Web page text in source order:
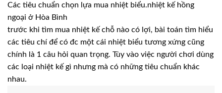
Các tiêu chuẩn chọn lựa mua nhiệt biểu.nhiệt kế hồng
ngoại ở Hòa Bình
trước khi tìm mua nhiệt kế chỗ nào có lợi, bài toán tìm hiểu
các tiêu chí để có đc một cái nhiệt biểu tương xứng cũng
chính là 1 câu hỏi quan trọng. Tùy vào việc người chơi dùng
các loại nhiệt kế gì nhưng mà có những tiêu chuẩn khác
nhau.